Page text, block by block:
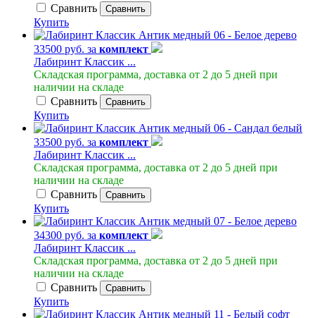
Сравнить Сравнить
Купить
33500 руб. за комплект
Лабиринт Классик ...
Складская программа, доставка от 2 до 5 дней при
наличии на складе
Сравнить
Сравнить
Купить
33500 руб. за комплект
Лабиринт Классик ...
Складская программа, доставка от 2 до 5 дней при
наличии на складе
Сравнить
Сравнить
Купить
34300 руб. за комплект
Лабиринт Классик ...
Складская программа, доставка от 2 до 5 дней при
наличии на складе
Сравнить
Сравнить
Купить